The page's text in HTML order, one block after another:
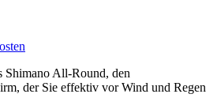
Shimano All-Round, den
der Sie effektiv vor Wind und Regen